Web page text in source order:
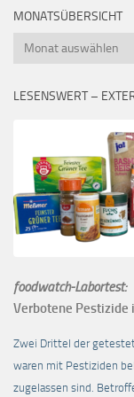
MONATSÜBERSICHT
Monatsübersicht
LESENSWERT –
foodwatch-Labortest:
Verbotene Pestizide
Zwei Drittel der
waren mit Pestiziden
zugelassen sind.